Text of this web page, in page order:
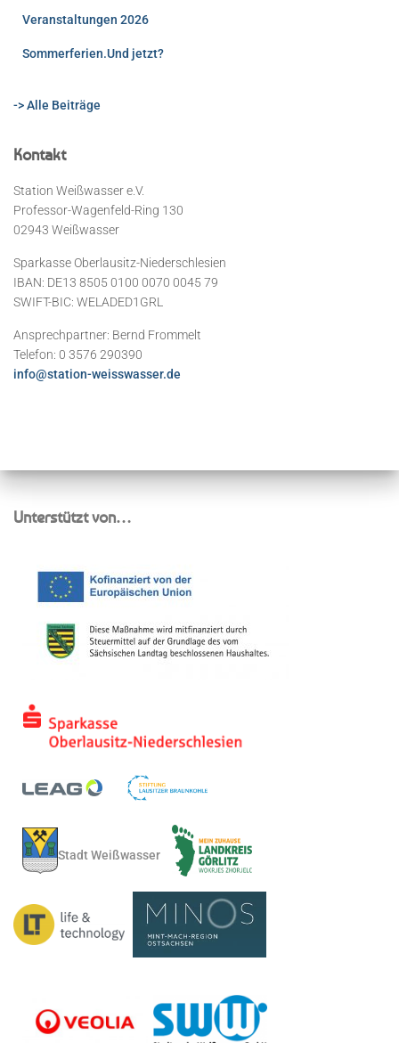
Veranstaltungen 2026
Sommerferien.Und jetzt?
-> Alle Beiträge
Kontakt
Station Weißwasser e.V.
Professor-Wagenfeld-Ring 130
02943 Weißwasser
Sparkasse Oberlausitz-Niederschlesien
IBAN: DE13 8505 0100 0070 0045 79
SWIFT-BIC: WELADED1GRL
Ansprechpartner: Bernd Frommelt
Telefon: 0 3576 290390
info@station-weisswasser.de
Unterstützt von…
Stadt Weißwasser